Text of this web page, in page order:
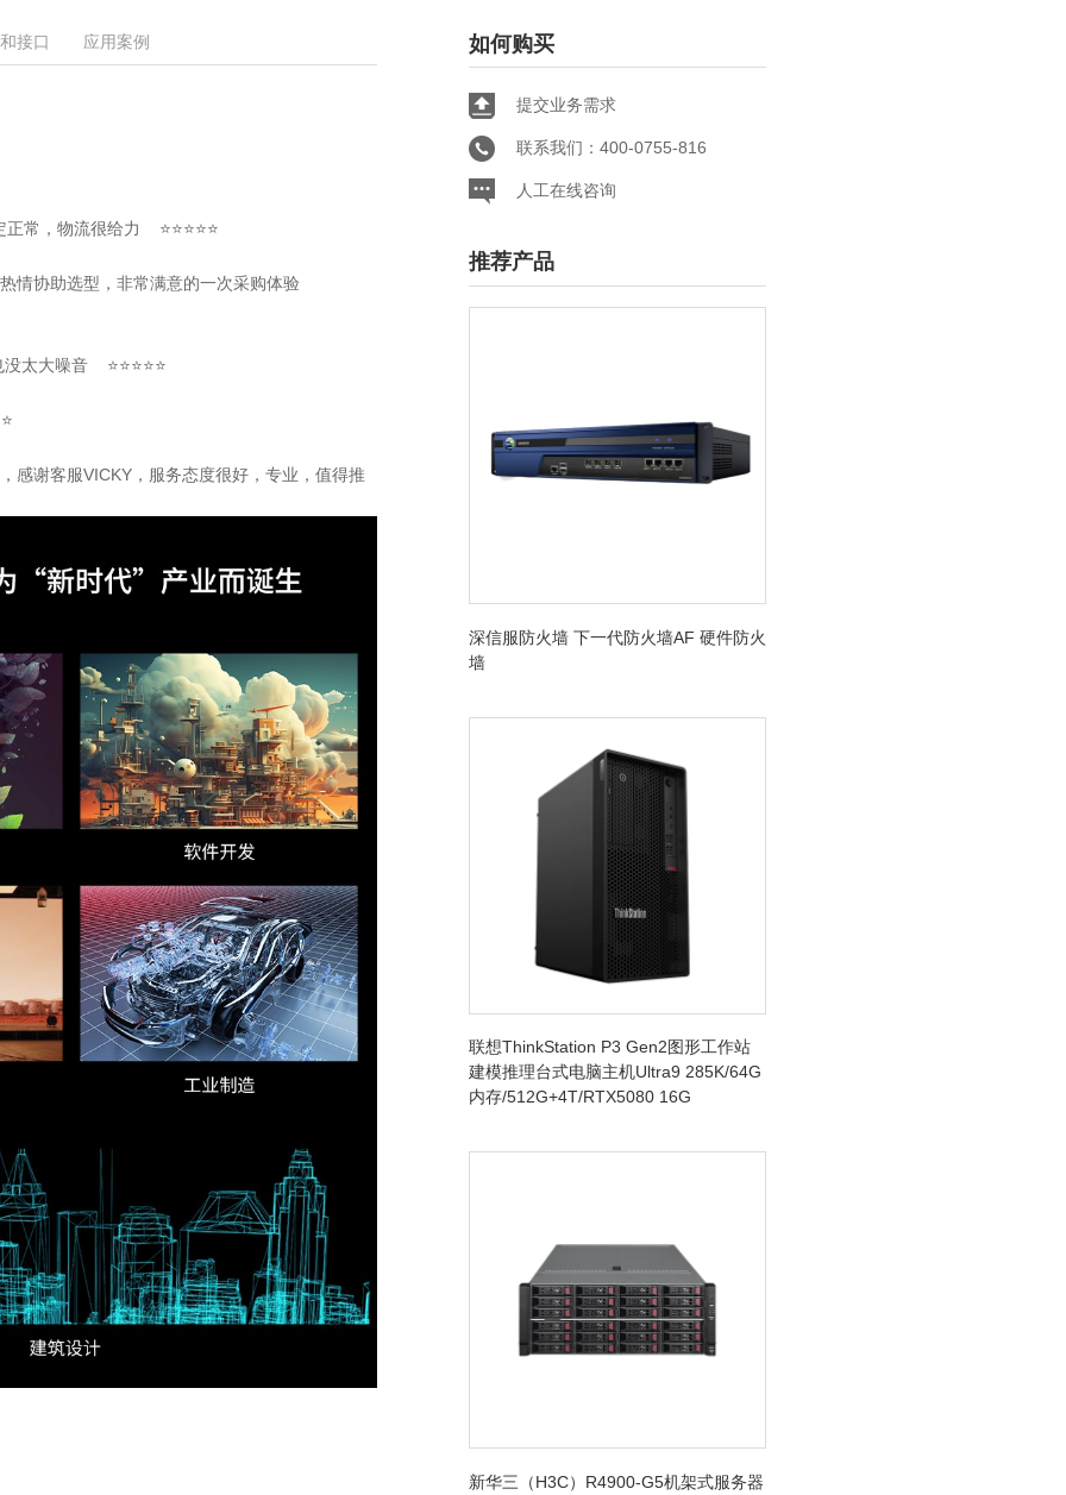
接口 应用案例
常，物流很给力 ⭐⭐⭐⭐⭐
情协助选型，非常满意的一次采购体验
太大噪音 ⭐⭐⭐⭐⭐
谢客服VICKY，服务态度很好，专业，值得推
如何购买
提交业务需求
联系我们：400-0755-816
人工在线咨询
推荐产品
深信服防火墙 下一代防火墙AF 硬件防火
墙
联想ThinkStation P3 Gen2图形工作站
建模推理台式电脑主机Ultra9 285K/64G
内存/512G+4T/RTX5080 16G
新华三（H3C）R4900-G5机架式服务器